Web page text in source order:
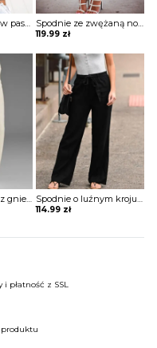
Spodnie wiązane w pasie z kieszeniami Spodnie ze zwężaną nogawką z kieszeniami
119.99 zł
Spodnie wiązane z gniecionego materiału Spodnie o luźnym kroju wiązane w pasie
114.99 zł
płatność z SSL